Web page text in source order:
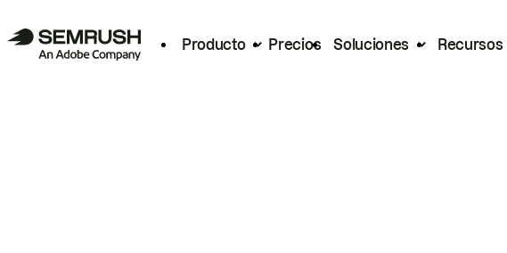
Producto Precios Soluciones Recursos